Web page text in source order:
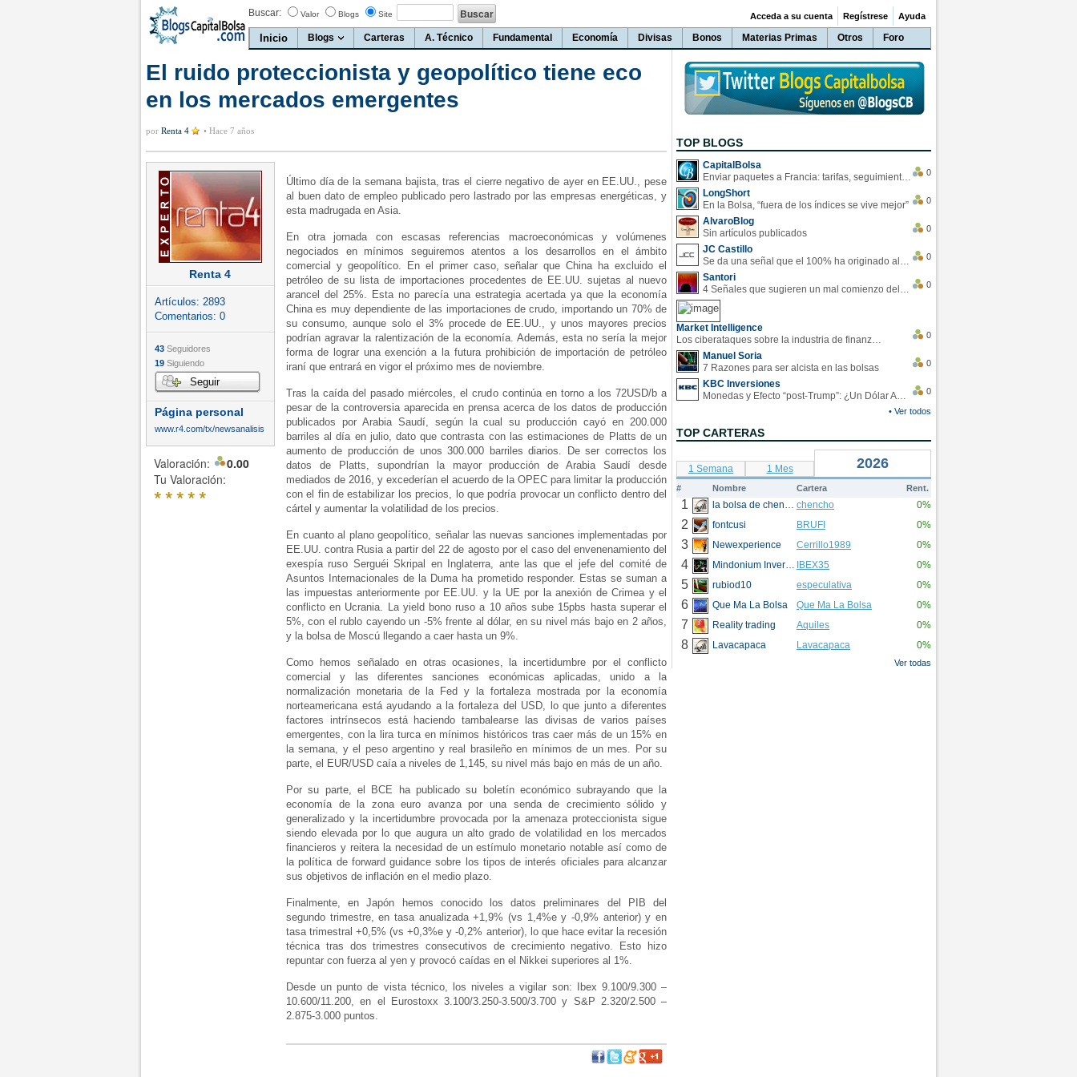
Buscar: Valor Blogs Site
Inicio Blogs Carteras A. Técnico Fundamental Economía Divisas Bonos Materias Primas Otros Foro
Acceda a su cuenta Regístrese Ayuda
El ruido proteccionista y geopolítico tiene eco
en los mercados emergentes
por Renta 4 • Hace 7 años
Renta 4
Artículos: 2893
Comentarios: 0
43 Seguidores
19 Siguiendo
Seguir
Página personal
www.r4.com/tx/newsanalisis
Valoración:
0.00
Tu Valoración:
*****
Último día de la semana bajista, tras el cierre negativo de ayer en EE.UU., pese
al buen dato de empleo publicado pero lastrado por las empresas energéticas, y
esta madrugada en Asia.
En otra jornada con escasas referencias macroeconómicas y volúmenes
negociados en mínimos seguiremos atentos a los desarrollos en el ámbito
comercial y geopolítico. En el primer caso, señalar que China ha excluido el
petróleo de su lista de importaciones procedentes de EE.UU. sujetas al nuevo
arancel del 25%. Esta no parecía una estrategia acertada ya que la economía
China es muy dependiente de las importaciones de crudo, importando un 70% de
su consumo, aunque solo el 3% procede de EE.UU., y unos mayores precios
podrían agravar la ralentización de la economía. Además, esta no sería la mejor
forma de lograr una exención a la futura prohibición de importación de petróleo
iraní que entrará en vigor el próximo mes de noviembre.
Tras la caída del pasado miércoles, el crudo continúa en torno a los 72USD/b a
pesar de la controversia aparecida en prensa acerca de los datos de producción
publicados por Arabia Saudí, según la cual su producción cayó en 200.000
barriles al día en julio, dato que contrasta con las estimaciones de Platts de un
aumento de producción de unos 300.000 barriles diarios. De ser correctos los
datos de Platts, supondrían la mayor producción de Arabia Saudí desde
mediados de 2016, y excederían el acuerdo de la OPEC para limitar la producción
con el fin de estabilizar los precios, lo que podría provocar un conflicto dentro del
cártel y aumentar la volatilidad de los precios.
En cuanto al plano geopolítico, señalar las nuevas sanciones implementadas por
EE.UU. contra Rusia a partir del 22 de agosto por el caso del envenenamiento del
exespía ruso Serguéi Skripal en Inglaterra, ante las que el jefe del comité de
Asuntos Internacionales de la Duma ha prometido responder. Estas se suman a
las impuestas anteriormente por EE.UU. y la UE por la anexión de Crimea y el
conflicto en Ucrania. La yield bono ruso a 10 años sube 15pbs hasta superar el
5%, con el rublo cayendo un -5% frente al dólar, en su nivel más bajo en 2 años,
y la bolsa de Moscú llegando a caer hasta un 9%.
Como hemos señalado en otras ocasiones, la incertidumbre por el conflicto
comercial y las diferentes sanciones económicas aplicadas, unido a la
normalización monetaria de la Fed y la fortaleza mostrada por la economía
norteamericana está ayudando a la fortaleza del USD, lo que junto a diferentes
factores intrínsecos está haciendo tambalearse las divisas de varios países
emergentes, con la lira turca en mínimos históricos tras caer más de un 15% en
la semana, y el peso argentino y real brasileño en mínimos de un mes. Por su
parte, el EUR/USD caía a niveles de 1,145, su nivel más bajo en más de un año.
Por su parte, el BCE ha publicado su boletín económico subrayando que la
economía de la zona euro avanza por una senda de crecimiento sólido y
generalizado y la incertidumbre provocada por la amenaza proteccionista sigue
siendo elevada por lo que augura un alto grado de volatilidad en los mercados
financieros y reitera la necesidad de un estímulo monetario notable así como de
la política de forward guidance sobre los tipos de interés oficiales para alcanzar
sus objetivos de inflación en el medio plazo.
Finalmente, en Japón hemos conocido los datos preliminares del PIB del
segundo trimestre, en tasa anualizada +1,9% (vs 1,4%e y -0,9% anterior) y en
tasa trimestral +0,5% (vs +0,3%e y -0,2% anterior), lo que hace evitar la recesión
técnica tras dos trimestres consecutivos de crecimiento negativo. Esto hizo
repuntar con fuerza al yen y provocó caídas en el Nikkei superiores al 1%.
Desde un punto de vista técnico, los niveles a vigilar son: Ibex 9.100/9.300 –
10.600/11.200, en el Eurostoxx 3.100/3.250-3.500/3.700 y S&P 2.320/2.500 –
2.875-3.000 puntos.
TOP BLOGS
CapitalBolsa
Enviar paquetes a Francia: tarifas, seguimiento y ventajas destacadas
0
LongShort
En la Bolsa, “fuera de los índices se vive mejor”
0
AlvaroBlog
Sin artículos publicados
0
JC Castillo
Se da una señal que el 100% ha originado alzas en las bolsas
0
Santori
4 Señales que sugieren un mal comienzo del 3T de la economía EEUU
0
Market Intelligence
Los ciberataques sobre la industria de finanzas se han duplicado este año
0
Manuel Soria
7 Razones para ser alcista en las bolsas
0
KBC Inversiones
Monedas y Efecto “post-Trump”: ¿Un Dólar Americano operando en rangos?
0
• Ver todos
TOP CARTERAS
1 Semana 1 Mes 2026
# Nombre Cartera Rent.
1 la bolsa de chencho chencho 0%
2 fontcusi BRUFI 0%
3 Newexperience Cerrillo1989 0%
4 Mindonium Inversions IBEX35 0%
5 rubiod10 especulativa 0%
6 Que Ma La Bolsa Que Ma La Bolsa 0%
7 Reality trading Aquiles 0%
8 Lavacapaca Lavacapaca 0%
Ver todas